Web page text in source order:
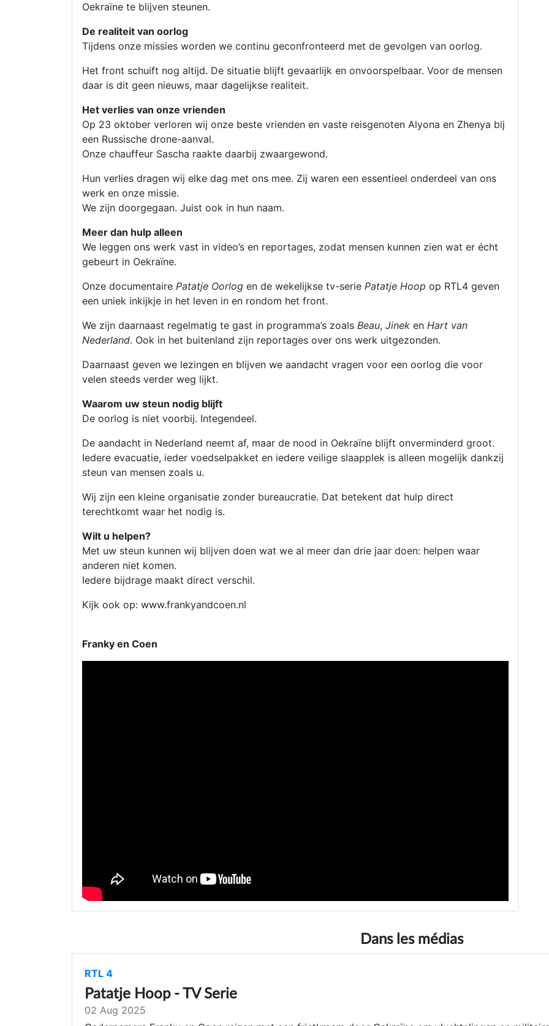
Oekraïne te blijven steunen.
De realiteit van oorlog
Tijdens onze missies worden we continu geconfronteerd met de gevolgen van oorlog.
Het front schuift nog altijd. De situatie blijft gevaarlijk en onvoorspelbaar. Voor de mensen
daar is dit geen nieuws, maar dagelijkse realiteit.
Het verlies van onze vrienden
Op 23 oktober verloren wij onze beste vrienden en vaste reisgenoten Alyona en Zhenya bij
een Russische drone-aanval.
Onze chauffeur Sascha raakte daarbij zwaargewond.
Hun verlies dragen wij elke dag met ons mee. Zij waren een essentieel onderdeel van ons
werk en onze missie.
We zijn doorgegaan. Juist ook in hun naam.
Meer dan hulp alleen
We leggen ons werk vast in video’s en reportages, zodat mensen kunnen zien wat er écht
gebeurt in Oekraïne.
Onze documentaire Patatje Oorlog en de wekelijkse tv-serie Patatje Hoop op RTL4 geven
een uniek inkijkje in het leven in en rondom het front.
We zijn daarnaast regelmatig te gast in programma’s zoals Beau, Jinek en Hart van
Nederland. Ook in het buitenland zijn reportages over ons werk uitgezonden.
Daarnaast geven we lezingen en blijven we aandacht vragen voor een oorlog die voor
velen steeds verder weg lijkt.
Waarom uw steun nodig blijft
De oorlog is niet voorbij. Integendeel.
De aandacht in Nederland neemt af, maar de nood in Oekraïne blijft onverminderd groot.
Iedere evacuatie, ieder voedselpakket en iedere veilige slaapplek is alleen mogelijk dankzij
steun van mensen zoals u.
Wij zijn een kleine organisatie zonder bureaucratie. Dat betekent dat hulp direct
terechtkomt waar het nodig is.
Wilt u helpen?
Met uw steun kunnen wij blijven doen wat we al meer dan drie jaar doen: helpen waar
anderen niet komen.
Iedere bijdrage maakt direct verschil.
Kijk ook op: www.frankyandcoen.nl
Franky en Coen
Dans les médias
RTL 4
Patatje Hoop - TV Serie
02 Aug 2025